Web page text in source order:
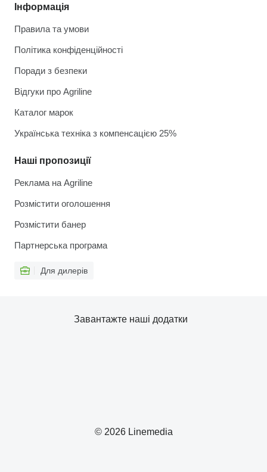
Інформація
Правила та умови
Політика конфіденційності
Поради з безпеки
Відгуки про Agriline
Каталог марок
Українська техніка з компенсацією 25%
Наші пропозиції
Реклама на Agriline
Розмістити оголошення
Розмістити банер
Партнерська програма
Для дилерів
© 2026 Linemedia
Завантажте наші додатки